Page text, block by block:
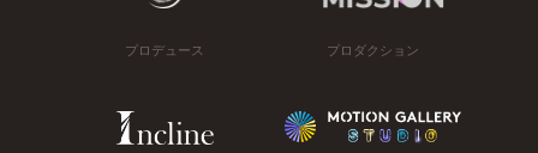
プロデュース プロダクション